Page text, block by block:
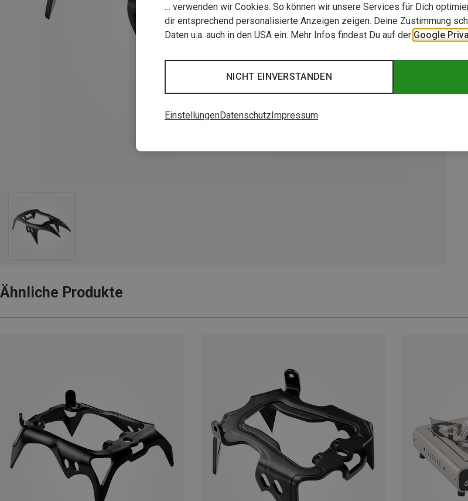
Ähnliche Produkte
… verwenden wir Cookies. So können wir unsere Services für Dich
dir entsprechend personalisierte Anzeigen zeigen. Deine Zustimmung
Daten u.a. auch in den USA ein. Mehr Infos findest Du auf der Google
NICHT EINVERSTANDEN
EinstellungenDatenschutz Impressum